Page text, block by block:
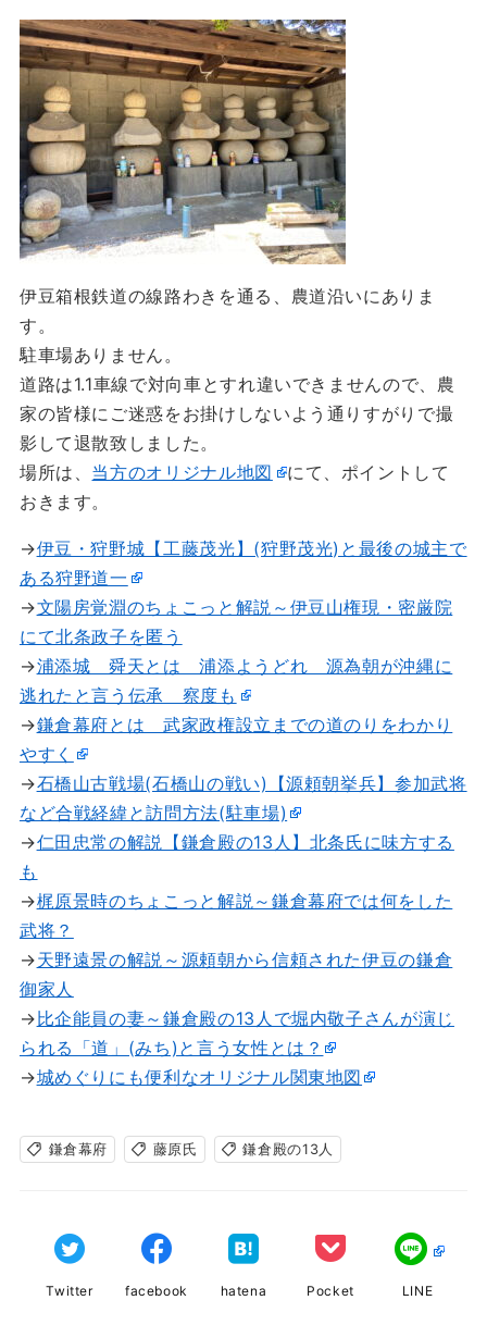
伊豆箱根鉄道の線路わきを通る、農道沿いにありま
す。
駐車場ありません。
道路は1.1車線で対向車とすれ違いできませんので、農
家の皆様にご迷惑をお掛けしないよう通りすがりで撮
影して退散致しました。
場所は、 当方のオリジナル地図
にて、ポイントして
おきます。
→伊豆・狩野城【工藤茂光】(狩野茂光)と最後の城主で
ある狩野道一
→文陽房覚淵のちょこっと解説～伊豆山権現・密厳院
にて北条政子を匿う
→浦添城 舜天とは 浦添ようどれ 源為朝が沖縄に
逃れたと言う伝承 察度も
→鎌倉幕府とは 武家政権設立までの道のりをわかり
やすく
→石橋山古戦場(石橋山の戦い)【源頼朝挙兵】参加武将
など合戦経緯と訪問方法(駐車場)
→仁田忠常の解説【鎌倉殿の13人】北条氏に味方する
も
→梶原景時のちょこっと解説～鎌倉幕府では何をした
武将？
→天野遠景の解説～源頼朝から信頼された伊豆の鎌倉
御家人
→ 比企能員の妻～鎌倉殿の13人で堀内敬子さんが演じ
られる「道」(みち)と言う女性とは？
→城めぐりにも便利なオリジナル関東地図
鎌倉幕府 藤原氏 鎌倉殿の13人
Twitter facebook hatena Pocket LINE